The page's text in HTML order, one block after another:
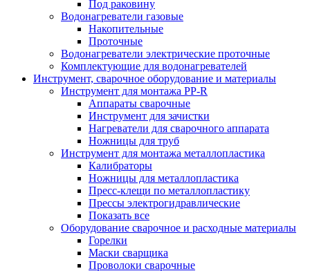
Под раковину
Водонагреватели газовые
Накопительные
Проточные
Водонагреватели электрические проточные
Комплектующие для водонагревателей
Инструмент, сварочное оборудование и материалы
Инструмент для монтажа PP-R
Аппараты сварочные
Инструмент для зачистки
Нагреватели для сварочного аппарата
Ножницы для труб
Инструмент для монтажа металлопластика
Калибраторы
Ножницы для металлопластика
Пресс-клещи по металлопластику
Прессы электрогидравлические
Показать все
Оборудование сварочное и расходные материалы
Горелки
Маски сварщика
Проволоки сварочные